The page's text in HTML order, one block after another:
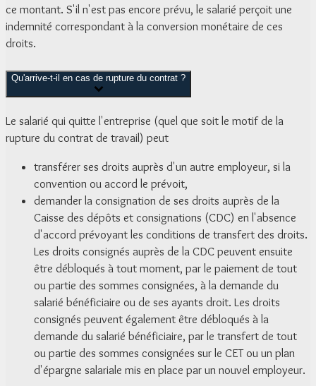
ce montant. S'il n'est pas encore prévu, le salarié perçoit une
indemnité correspondant à la conversion monétaire de ces
droits.
Qu'arrive-t-il en cas de rupture du contrat ?
Le salarié qui quitte l'entreprise (quel que soit le motif de la
rupture du contrat de travail) peut
transférer ses droits auprès d'un autre employeur, si la
convention ou accord le prévoit,
demander la consignation de ses droits auprès de la
Caisse des dépôts et consignations (CDC) en l'absence
d'accord prévoyant les conditions de transfert des droits.
Les droits consignés auprès de la CDC peuvent ensuite
être débloqués à tout moment, par le paiement de tout
ou partie des sommes consignées, à la demande du
salarié bénéficiaire ou de ses ayants droit. Les droits
consignés peuvent également être débloqués à la
demande du salarié bénéficiaire, par le transfert de tout
ou partie des sommes consignées sur le CET ou un plan
d'épargne salariale mis en place par un nouvel employeur.